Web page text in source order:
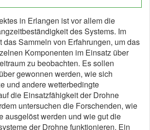
in Erlangen ist vor allem die
des Systems. Im
das Sammeln von Erfahrungen, um das
Komponenten im Einsatz über
zu beobachten. Es sollen
gewonnen werden, wie sich
und andere wetterbedingte
die Einsatzfähigkeit der Drohne
untersuchen die Forschenden, wie
ausgelöst werden und wie gut die
der Drohne funktionieren. Ein